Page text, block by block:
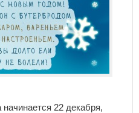
22 декабря,